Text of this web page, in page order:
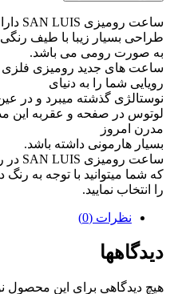
ساعت رومیزی SAN LUIS دارای بدنه ای فلزی و
طراحی بسیار زیبا با طیف
به صورت رومی می باشد.
رویایی شما را به دنیای
نوستالژی گذشته میبرد و در
لوتوس در صفحه و عقربه این
مدرن امروز
بسیار هارمونی داشته باشد.
ساعت رومیزی SAN LUIS در رنگ های متنوع تولید شده است،
​که شما میتوانید با توجه به
را انتخاب نمایید.
نظرات (0)
دیدگاهها
هیچ دیدگاهی برای این محصول